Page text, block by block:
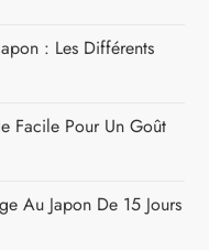
: Les Différents
Facile Pour Un Goût
Au Japon De 15 Jours